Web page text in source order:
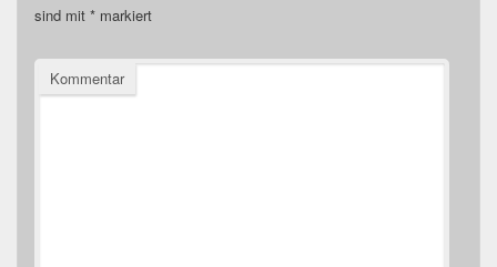
sind mit * markiert
Kommentar